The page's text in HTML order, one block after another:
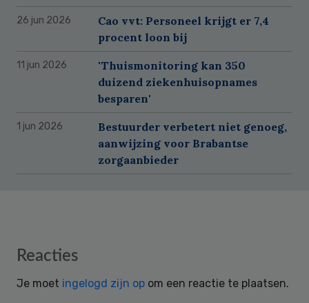
26 jun 2026
Cao vvt: Personeel krijgt er 7,4
procent loon bij
11 jun 2026
'Thuismonitoring kan 350
duizend ziekenhuisopnames
besparen'
1 jun 2026
Bestuurder verbetert niet genoeg,
aanwijzing voor Brabantse
zorgaanbieder
Reader
Reacties
Je moet ingelogd zijn op om een reactie te plaatsen.